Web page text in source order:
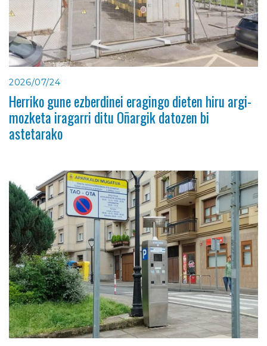
2026/07/24
Herriko gune ezberdinei eragingo dieten hiru argi-
mozketa iragarri ditu Oñargik datozen bi
astetarako